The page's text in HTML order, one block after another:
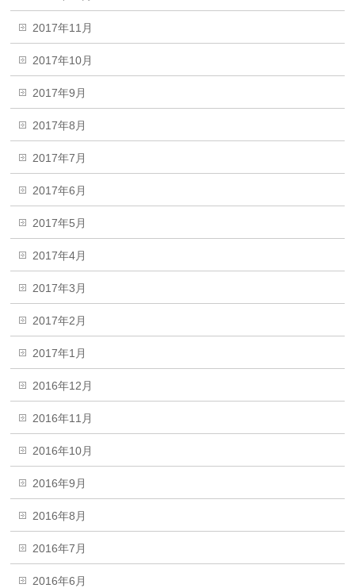
2017年11月
2017年10月
2017年9月
2017年8月
2017年7月
2017年6月
2017年5月
2017年4月
2017年3月
2017年2月
2017年1月
2016年12月
2016年11月
2016年10月
2016年9月
2016年8月
2016年7月
2016年6月